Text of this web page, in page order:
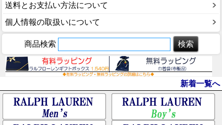
送料とお支払い方法について
個人情報の取扱いについて
商品検索
新着一覧へ